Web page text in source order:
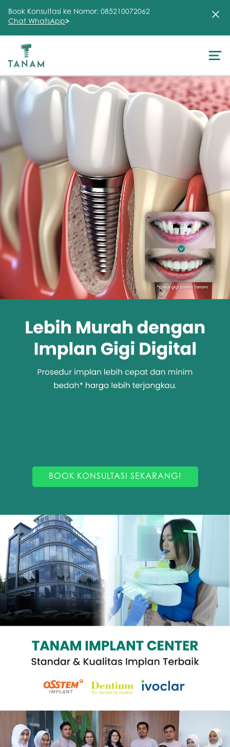
About Us
Treatment
Clinic
FAQ
Articles
Promo &
Deals
Book Konsultasi ke Nomor: 085210072062
Chat WhatsApp>
BOOK KONSULTASI SEKARANG!